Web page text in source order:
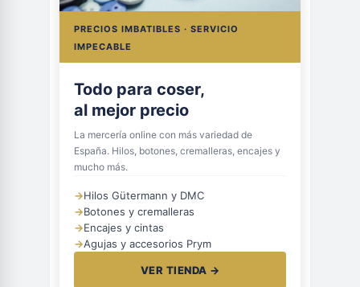
PRECIOS IMBATIBLES · SERVICIO
IMPECABLE
Todo para coser,
al mejor precio
La mercería online con más variedad de
España. Hilos, botones, cremalleras, encajes y
mucho más.
→Hilos Gütermann y DMC
→Botones y cremalleras
→Encajes y cintas
→Agujas y accesorios Prym
VER TIENDA →